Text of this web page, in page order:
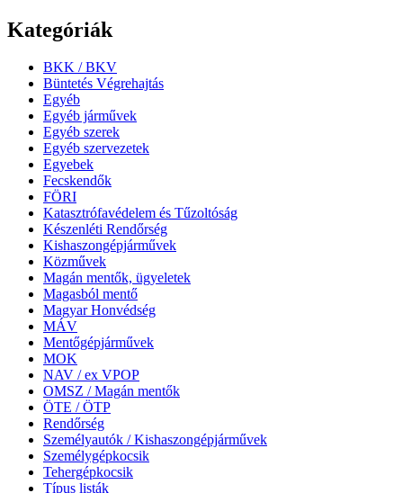
Kategóriák
BKK / BKV
Büntetés Végrehajtás
Egyéb
Egyéb járművek
Egyéb szerek
Egyéb szervezetek
Egyebek
Fecskendők
FÖRI
Katasztrófavédelem és Tűzoltóság
Készenléti Rendőrség
Kishaszongépjárművek
Közművek
Magán mentők, ügyeletek
Magasból mentő
Magyar Honvédség
MÁV
Mentőgépjárművek
MOK
NAV / ex VPOP
OMSZ / Magán mentők
ÖTE / ÖTP
Rendőrség
Személyautók / Kishaszongépjárművek
Személygépkocsik
Tehergépkocsik
Típus listák